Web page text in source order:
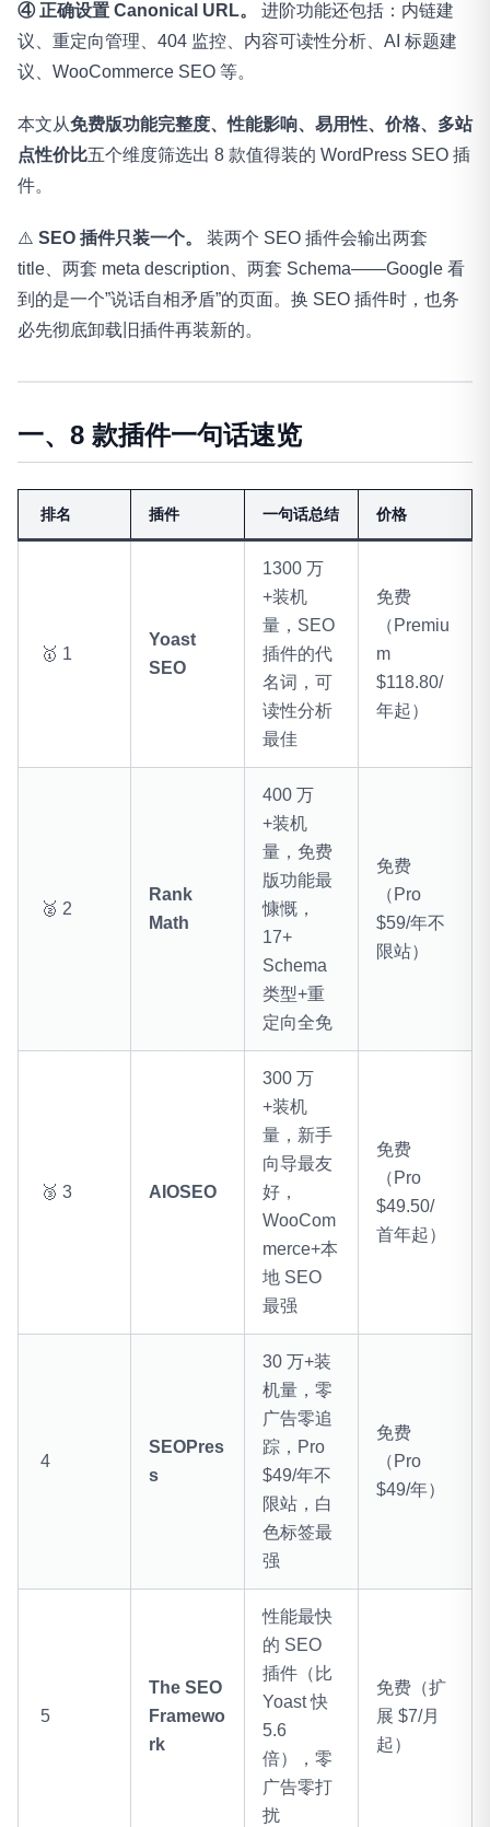
④ 正确设置 Canonical URL。
进阶功能还包括：内链建
议、重定向管理、404 监控、内容可读性分析、AI 标题建
议、WooCommerce SEO 等。
本文从免费版功能完整度、性能影响、易用性、价格、多站
点性价比五个维度筛选出 8 款值得装的 WordPress SEO 插
件。
⚠️ SEO 插件只装一个。
装两个 SEO 插件会输出两套
title、两套 meta description、两套 Schema——Google 看
到的是一个”说话自相矛盾”的页面。换 SEO 插件时，也务
必先彻底卸载旧插件再装新的。
一、8 款插件一句话速览
排名 插件 一句话总结 价格
🥇 1
Yoast
SEO
1300 万
+装机
量，SEO
插件的代
名词，可
读性分析
最佳
免费
（Premiu
m
$118.80/
年起）
🥈 2
Rank
Math
400 万
+装机
量，免费
版功能最
慷慨，
17+
Schema
类型+重
定向全免
免费
（Pro
$59/年不
限站）
🥉 3 AIOSEO
300 万
+装机
量，新手
向导最友
好，
WooCom
merce+本
地 SEO
最强
免费
（Pro
$49.50/
首年起）
4
SEOPres
s
30 万+装
机量，零
广告零追
踪，Pro
$49/年不
限站，白
色标签最
强
免费
（Pro
$49/年）
5
The SEO
Framewo
rk
性能最快
的 SEO
插件（比
Yoast 快
5.6
倍），零
广告零打
扰
免费（扩
展 $7/月
起）